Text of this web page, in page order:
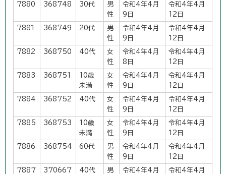
7880 368748 30代
男
性
令和4年4月
9日
令和4年4月
12日
7881 368749 20代
男
性
令和4年4月
9日
令和4年4月
12日
7882 368750 40代
女
性
令和4年4月
8日
令和4年4月
12日
7883 368751
10歳
未満
女
性
令和4年4月
9日
令和4年4月
12日
7884 368752 40代
女
性
令和4年4月
9日
令和4年4月
12日
7885 368753
10歳
未満
女
性
令和4年4月
9日
令和4年4月
12日
7886 368754 60代
男
性
令和4年4月
9日
令和4年4月
12日
7887 370667 40代
男
令和4年4月
令和4年4月